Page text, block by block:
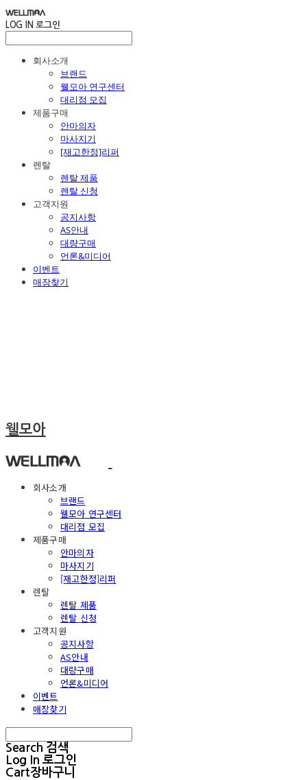
LOG IN 로그인
회사소개
브랜드
웰모아 연구센터
대리점 모집
제품구매
안마의자
마사지기
[재고한정]리퍼
렌탈
렌탈 제품
렌탈 신청
고객지원
공지사항
AS안내
대량구매
언론&미디어
이벤트
매장찾기
웰모아
회사소개
브랜드
웰모아 연구센터
대리점 모집
제품구매
안마의자
마사지기
[재고한정]리퍼
렌탈
렌탈 제품
렌탈 신청
고객지원
공지사항
AS안내
대량구매
언론&미디어
이벤트
매장찾기
Search 검색
Log In 로그인
Cart장바구니